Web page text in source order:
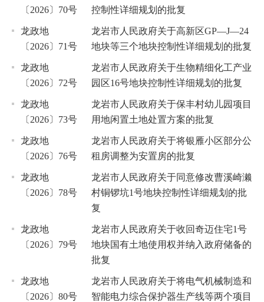
〔2026〕70号
控制性详细规划的批复
龙政地
〔2026〕71号
龙岩市人民政府关于高新区GP—J—24
地块等三个地块控制性详细规划的批复
龙政地
〔2026〕72号
龙岩市人民政府关于生物精细化工产业
园区16号地块控制性详细规划的批复
龙政地
〔2026〕73号
龙岩市人民政府关于保丰村幼儿园项目
用地闲置土地处置方案的批复
龙政地
〔2026〕76号
龙岩市人民政府关于将银雁小区部分公
租房调整为安置房的批复
龙政地
〔2026〕78号
龙岩市人民政府关于同意修改曹溪崎濑
村铜锣坑1号地块控制性详细规划的批
复
龙政地
〔2026〕79号
龙岩市人民政府关于收回奇迈住宅1号
地块国有土地使用权并纳入政府储备的
批复
龙政地
〔2026〕80号
龙岩市人民政府关于将电气机械制造和
智能电力综合保护器生产线等两个项目